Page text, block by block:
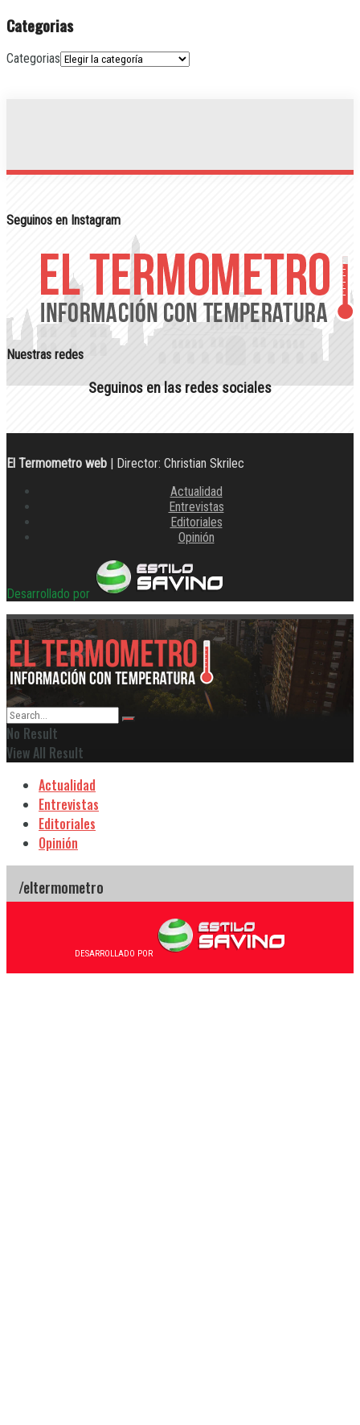
Categorias
Categorias
Seguinos en Instagram
Nuestras redes
Seguinos en las redes sociales
El Termometro web | Director: Christian Skrilec
Actualidad
Entrevistas
Editoriales
Opinión
Desarrollado por
No Result
View All Result
Actualidad
Entrevistas
Editoriales
Opinión
DESARROLLADO POR